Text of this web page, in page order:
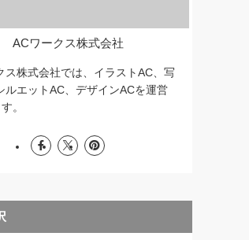
ACワークス株式会社
ス株式会社では、イラストAC、写
ルエットAC、デザインACを運営
。